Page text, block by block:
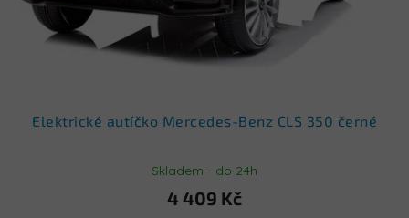
Elektrické autíčko Mercedes-Benz CLS 350 černé
Skladem - do 24h
4 409 Kč